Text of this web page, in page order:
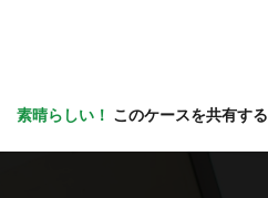
素晴らしい！ このケースを共有する